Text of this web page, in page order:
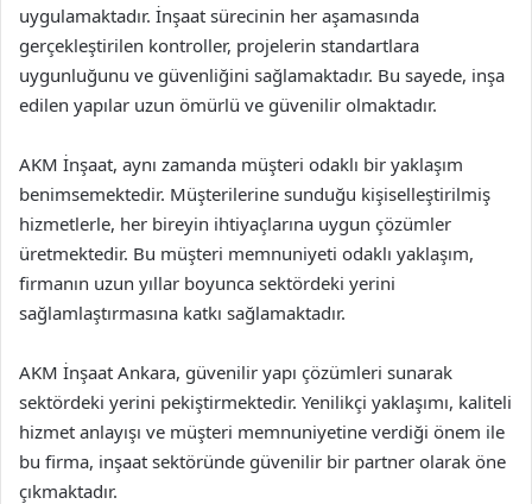
uygulamaktadır. İnşaat sürecinin her aşamasında
gerçekleştirilen kontroller, projelerin standartlara
uygunluğunu ve güvenliğini sağlamaktadır. Bu sayede, inşa
edilen yapılar uzun ömürlü ve güvenilir olmaktadır.
AKM İnşaat, aynı zamanda müşteri odaklı bir yaklaşım
benimsemektedir. Müşterilerine sunduğu kişiselleştirilmiş
hizmetlerle, her bireyin ihtiyaçlarına uygun çözümler
üretmektedir. Bu müşteri memnuniyeti odaklı yaklaşım,
firmanın uzun yıllar boyunca sektördeki yerini
sağlamlaştırmasına katkı sağlamaktadır.
AKM İnşaat Ankara, güvenilir yapı çözümleri sunarak
sektördeki yerini pekiştirmektedir. Yenilikçi yaklaşımı, kaliteli
hizmet anlayışı ve müşteri memnuniyetine verdiği önem ile
bu firma, inşaat sektöründe güvenilir bir partner olarak öne
çıkmaktadır.